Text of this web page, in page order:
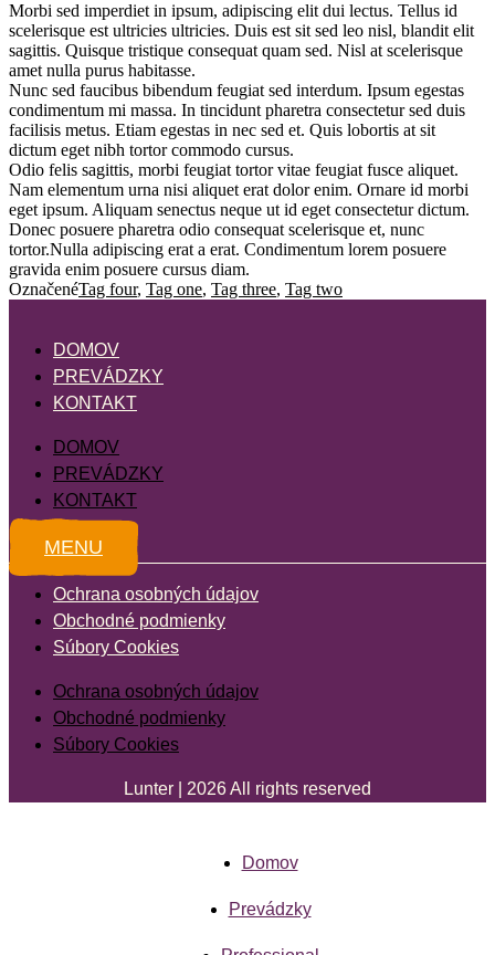
Morbi sed imperdiet in ipsum, adipiscing elit dui lectus. Tellus id
scelerisque est ultricies ultricies. Duis est sit sed leo nisl, blandit elit
sagittis. Quisque tristique consequat quam sed. Nisl at scelerisque
amet nulla purus habitasse.
Nunc sed faucibus bibendum feugiat sed interdum. Ipsum egestas
condimentum mi massa. In tincidunt pharetra consectetur sed duis
facilisis metus. Etiam egestas in nec sed et. Quis lobortis at sit
dictum eget nibh tortor commodo cursus.
Odio felis sagittis, morbi feugiat tortor vitae feugiat fusce aliquet.
Nam elementum urna nisi aliquet erat dolor enim. Ornare id morbi
eget ipsum. Aliquam senectus neque ut id eget consectetur dictum.
Donec posuere pharetra odio consequat scelerisque et, nunc
tortor.Nulla adipiscing erat a erat. Condimentum lorem posuere
gravida enim posuere cursus diam.
OznačenéTag four, Tag one, Tag three, Tag two
DOMOV
PREVÁDZKY
KONTAKT
DOMOV
PREVÁDZKY
KONTAKT
MENU
Ochrana osobných údajov
Obchodné podmienky
Súbory Cookies
Ochrana osobných údajov
Obchodné podmienky
Súbory Cookies
Lunter | 2026 All rights reserved
Domov
Prevádzky